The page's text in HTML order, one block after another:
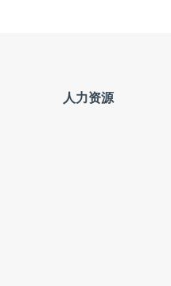
人力资源